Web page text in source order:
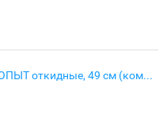
Колеса транцевые СЛЕДОПЫТ откидные, 49 см (комплект)